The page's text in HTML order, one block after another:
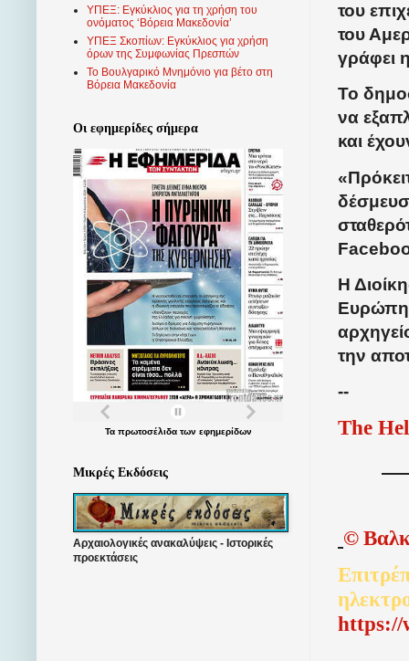
του
του
γράφει
Το
να
και
Η
Ευρώπη
την
--
The
©
https://
ΥΠΕΞ: Εγκύκλιος για τη χρήση του
ονόματος ‘Βόρεια Μακεδονία’
ΥΠΕΞ Σκοπίων: Εγκύκλιος για χρήση
όρων της Συμφωνίας Πρεσπών
Το Βουλγαρικό Μνημόνιο για βέτο στη
Βόρεια Μακεδονία
Οι εφημερίδες σήμερα
Τα πρωτοσέλιδατων εφημερίδων
Μικρές Εκδόσεις
Αρχαιολογικές ανακαλύψεις - Ιστορικές
προεκτάσεις